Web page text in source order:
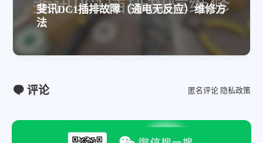
斐讯DC1插排故障（通电无反应）维修方
法
评论 匿名评论 隐私政策